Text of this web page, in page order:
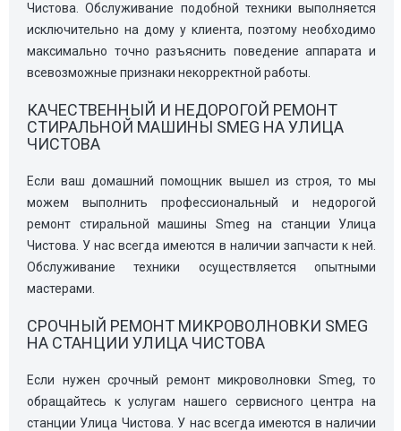
Чистова. Обслуживание подобной техники выполняется
исключительно на дому у клиента, поэтому необходимо
максимально точно разъяснить поведение аппарата и
всевозможные признаки некорректной работы.
КАЧЕСТВЕННЫЙ И НЕДОРОГОЙ РЕМОНТ
СТИРАЛЬНОЙ МАШИНЫ SMEG НА УЛИЦА
ЧИСТОВА
Если ваш домашний помощник вышел из строя, то мы
можем выполнить профессиональный и недорогой
ремонт стиральной машины Smeg на станции Улица
Чистова. У нас всегда имеются в наличии запчасти к ней.
Обслуживание техники осуществляется опытными
мастерами.
СРОЧНЫЙ РЕМОНТ МИКРОВОЛНОВКИ SMEG
НА СТАНЦИИ УЛИЦА ЧИСТОВА
Если нужен срочный ремонт микроволновки Smeg, то
обращайтесь к услугам нашего сервисного центра на
станции Улица Чистова. У нас всегда имеются в наличии